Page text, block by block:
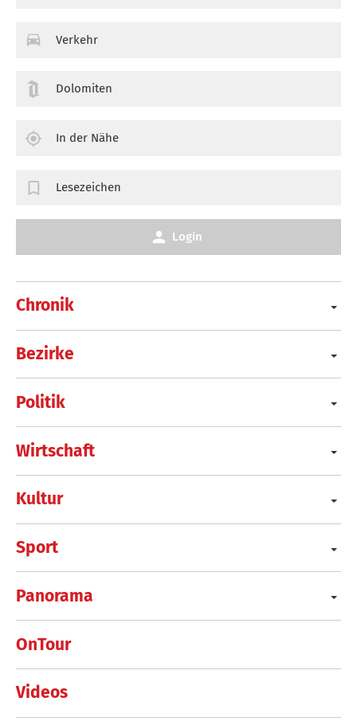
Chronik
Bezirke
Politik
Wirtschaft
Kultur
Sport
Panorama
OnTour
Videos
Verkehr
Dolomiten
In der Nähe
Lesezeichen
Login